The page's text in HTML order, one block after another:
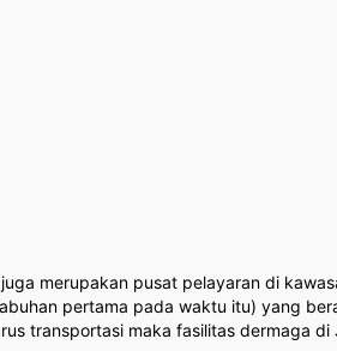
merupakan pusat pelayaran di
pertama pada waktu itu) yang
transportasi maka fasilitas dermaga